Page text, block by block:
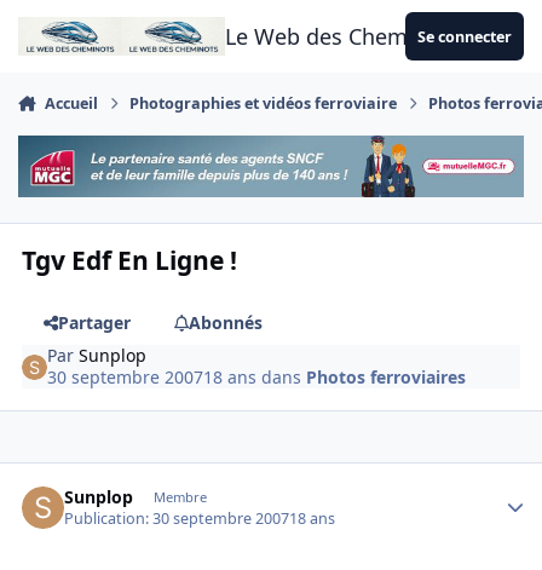
Aller au contenu
Le Web des CheminotsSe connecter
Accueil Photographies et vidéos ferroviaire Photos
Tgv Edf En Ligne !
Partager
Abonnés
ParSunplop
30 septembre 200718 ans dans Photos ferroviaires
Sunplop Membre
Publication:30 septembre 200718 ans